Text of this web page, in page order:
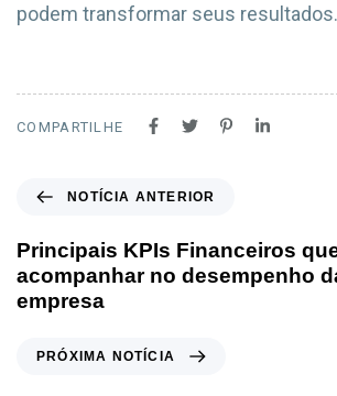
podem transformar seus resultados.
COMPARTILHE
NOTÍCIA ANTERIOR
Principais KPIs Financeiros
acompanhar no desempenho
empresa
PRÓXIMA NOTÍCIA